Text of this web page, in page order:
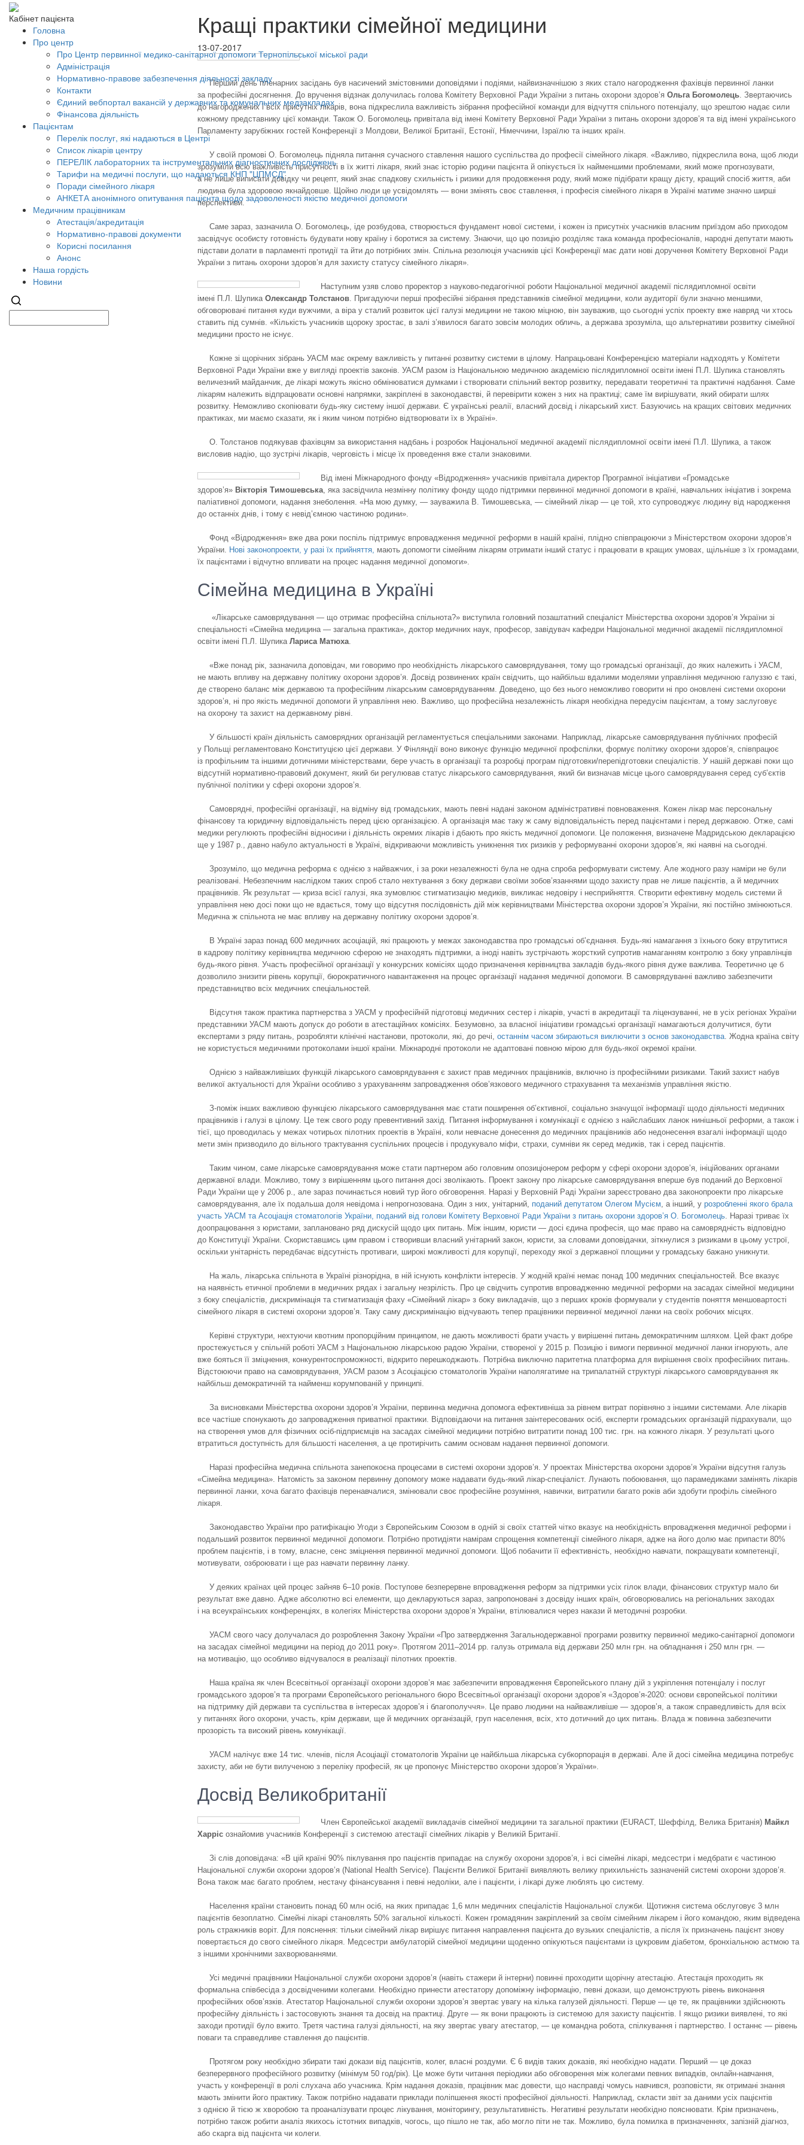
Кабінет пацієнта
Головна
Про центр
Про Центр первинної медико-санітарної допомоги Тернопільської міської ради
Адміністрація
Нормативно-правове забезпечення діяльності закладу
Контакти
Єдиний вебпортал вакансій у державних та комунальних медзакладах
Фінансова діяльність
Пацієнтам
Перелік послуг, які надаються в Центрі
Список лікарів центру
ПЕРЕЛІК лабораторних та інструментальних діагностичних досліджень
Тарифи на медичні послуги, що надаються КНП "ЦПМСД"
Поради сімейного лікаря
АНКЕТА анонімного опитування пацієнта щодо задоволеності якістю медичної допомоги
Медичним працівникам
Атестація/акредитація
Нормативно-правові документи
Корисні посилання
Анонс
Наша гордість
Новини
Кращі практики сімейної медицини
13-07-2017
Перший день пленарних засідань був насичений змістовними доповідями і подіями, найвизначнішою з яких стало нагородження фахівців первинної ланки
за професійні досягнення. До вручення відзнак долучилась голова Комітету Верховної Ради України з питань охорони здоров’я Ольга Богомолець. Звертаючись
до нагороджених і всіх присутніх лікарів, вона підкреслила важливість зібрання професійної команди для відчуття спільного потенціалу, що зрештою надає сили
кожному представнику цієї команди. Також О. Богомолець привітала від імені Комітету Верховної Ради України з питань охорони здоров’я та від імені українського
Парламенту зарубіжних гостей Конференції з Молдови, Великої Британії, Естонії, Німеччини, Ізраїлю та інших країн.
У своїй промові О. Богомолець підняла питання сучасного ставлення нашого суспільства до професії сімейного лікаря. «Важливо, підкреслила вона, щоб люди
зрозуміли всю важливість присутності в їх житті лікаря, який знає історію родини пацієнта й опікується їх найменшими проблемами, який може прогнозувати,
а не лише виписати довідку чи рецепт, який знає спадкову схильність і ризики для продовження роду, який може підібрати кращу дієту, кращий спосіб життя, аби
людина була здоровою якнайдовше. Щойно люди це усвідомлять — вони змінять своє ставлення, і професія сімейного лікаря в Україні матиме значно ширші
перспективи.
Саме зараз, зазначила О. Богомолець, іде розбудова, створюється фундамент нової системи, і кожен із присутніх учасників власним приїздом або приходом
засвідчує особисту готовність будувати нову країну і боротися за систему. Знаючи, що цю позицію розділяє така команда професіоналів, народні депутати мають
підстави долати в парламенті протидії та йти до потрібних змін. Спільна резолюція учасників цієї Конференції має дати нові доручення Комітету Верховної Ради
України з питань охорони здоров’я для захисту статусу сімейного лікаря».
Наступним узяв слово проректор з науково-­педагогічної роботи Національної медичної академії післядипломної освіти
імені П.Л. Шупика Олександр Толстанов. Пригадуючи перші професійні зібрання представників сімейної медицини, коли аудиторії були значно меншими,
обговорювані питання куди вужчими, а віра у сталий розвиток цієї галузі медицини не такою міцною, він зауважив, що сьогодні успіх проекту вже навряд чи хтось
ставить під сумнів. «Кількість учасників щороку зростає, в залі з’явилося багато зовсім молодих обличь, а держава зрозуміла, що альтернативи розвитку сімейної
медицини просто не існує.
Кожне зі щорічних зібрань УАСМ має окрему важливість у питанні розвитку системи в цілому. Напрацьовані Конференцією матеріали надходять у Комітети
Верховної Ради України вже у вигляді проектів законів. УАСМ разом із Національною медичною академією післядипломної освіти імені П.Л. Шупика становлять
величезний майданчик, де лікарі можуть якісно обмінюватися думками і створювати спільний вектор розвитку, передавати теоретичні та практичні надбання. Саме
лікарям належить відпрацювати основні напрямки, закріплені в законодавстві, й перевірити кожен з них на практиці; саме їм вирішувати, який обирати шлях
розвитку. Неможливо скопіювати будь-яку систему іншої держави. Є українські реалії, власний досвід і лікарський хист. Базуючись на кращих світових медичних
практиках, ми маємо сказати, як і яким чином потрібно відтворювати їх в Україні».
О. Толстанов подякував фахівцям за використання надбань і розробок Національної медичної академії післядипломної освіти імені П.Л. Шупика, а також
висловив надію, що зустрічі лікарів, черговість і місце їх проведення вже стали знаковими.
Від імені Міжнародного фонду «Відродження» учасників привітала директор Програмної ініціативи «Громадське
здоров’я» Вікторія Тимошевська, яка засвідчила незмінну політику фонду щодо підтримки первинної медичної допомоги в країні, навчальних ініціатив і зокрема
паліативної допомоги, надання знеболення. «На мою думку, — зауважила В. Тимошевська, — сімейний лікар — це той, хто супроводжує людину від народження
до останніх днів, і тому є невід’ємною частиною родини».
Фонд «Відродження» вже два роки поспіль підтримує впровадження медичної реформи в нашій країні, плідно співпрацюючи з Міністерством охорони здоров’я
України. Нові законопроекти, у разі їх прийняття, мають допомогти сімейним лікарям отримати інший статус і працювати в кращих умовах, щільніше з їх громадами,
їх пацієнтами і відчутно впливати на процес надання медичної допомоги».
Сімейна медицина в Україні
«Лікарське самоврядування — що отримає професійна спільнота?» виступила головний позаштатний спеціаліст Міністерства охорони здоров’я України зі
спеціальності «Сімейна медицина — загальна практика», доктор медичних наук, професор, заві­дувач кафедри Національної медичної академії післядипломної
освіти імені П.Л. Шупика Лариса Матюха.
«Вже понад рік, зазначила доповідач, ми говоримо про необхідність лікарського самоврядування, тому що громадські організації, до яких належить і УАСМ,
не мають впливу на державну політику охорони здоров’я. Досвід розвинених країн свідчить, що найбільш вдалими моделями управління медичною галуззю є такі,
де створено баланс між державою та професійним лікарським самоврядуванням. Доведено, що без нього неможливо говорити ні про оновлені системи охорони
здоров’я, ні про якість медичної допомоги й управління нею. Важливо, що професійна незалежність лікаря необхідна передусім пацієнтам, а тому заслуговує
на охорону та захист на державному рівні.
У більшості країн діяльність самоврядних організацій регламентується спеціальними законами. Наприклад, лікарське самоврядування публічних професій
у Польщі регламентовано Конституцією цієї держави. У Фінляндії воно виконує функцію медичної профспілки, формує політику охорони здоров’я, співпрацює
із профільним та іншими дотичними міністерствами, бере участь в організації та розробці програм підготовки/перепідготовки спеціалістів. У нашій державі поки що
відсутній нормативно-­правовий документ, який би регулював статус лікарського самоврядування, який би визначав місце цього самоврядування серед суб’єктів
публічної політики у сфері охорони здоров’я.
Самоврядні, професійні організації, на відміну від громадських, мають певні надані законом адміністративні повноваження. Кожен лікар має персональну
фінансову та юридичну відповідальність перед цією організацією. А організація має таку ж саму відповідальність перед пацієнтами і перед державою. Отже, самі
медики регулюють професійні відносини і діяльність окремих лікарів і дбають про якість медичної допомоги. Це положення, визначене Мадридською декларацією
ще у 1987 р., давно набуло актуальності в Україні, відкриваючи можливість уникнення тих ризиків у реформуванні охорони здоров’я, які наявні на сьогодні.
Зрозуміло, що медична реформа є однією з найважчих, і за роки незалежності була не одна спроба реформувати систему. Але жодного разу наміри не були
реалізовані. Небезпечним наслідком таких спроб стало нехтування з боку держави своїми зобов’язаннями щодо захисту прав не лише пацієнтів, а й медичних
працівників. Як результат — криза всієї галузі, яка зумовлює стигматизацію медиків, викликає недовіру і несприйняття. Створити ефективну модель системи й
управління нею досі поки що не вдається, тому що відсутня послідовність дій між керівництвами Міністерства охорони здоров’я України, які постійно змінюються.
Медична ж спільнота не має впливу на державну політику охорони здоров’я.
В Україні зараз понад 600 медичних асоціацій, які працюють у межах законодавства про громадські об’єднання. Будь-які намагання з їхнього боку втрутитися
в кадрову політику керівництва медичною сферою не знаходять підтримки, а іноді навіть зустрічають жорсткий супротив намаганням контролю з боку управлінців
будь-якого рівня. Участь професійної організації у конкурсних комісіях щодо призначення керівництва закладів будь-якого рівня дуже важлива. Теоретично це б
дозволило знизити рівень корупції, бюрократичного навантаження на процес організації надання медичної допомоги. В самоврядуванні важливо забезпечити
представництво всіх медичних спеціальностей.
Відсутня також практика партнерства з УАСМ у професійній підготовці медичних сестер і лікарів, участі в акредитації та ліцензуванні, не в усіх регіонах України
представники УАСМ мають допуск до роботи в атестаційних комісіях. Безумовно, за власної ініціативи громадські організації намагаються долучитися, бути
експертами з ряду питань, розробляти клінічні настанови, протоколи, які, до речі, останнім часом збираються виключити з основ законодавства. Жодна країна світу
не користується медичними протоколами іншої країни. Міжнародні протоколи не адаптовані повною мірою для будь-якої окремої країни.
Однією з найважливіших функцій лікарського самоврядування є захист прав медичних працівників, включно із професійними ризиками. Такий захист набув
великої актуальності для України особливо з урахуванням запровадження обов’язкового медичного страхування та механізмів управління якістю.
З-поміж інших важливою функцією лікарського самоврядування має стати поширення об’єктивної, соціально значущої інформації щодо діяльності медичних
працівників і галузі в цілому. Це теж свого роду превентивний захід. Питання інформування і комунікації є однією з найслабших ланок нинішньої реформи, а також і
тієї, що проводилась у межах чотирьох пілотних проектів в Україні, коли невчасне донесення до медичних працівників або недонесення взагалі інформації щодо
мети змін призводило до вільного трактування суспільних процесів і продукувало міфи, страхи, сумніви як серед медиків, так і серед пацієнтів.
Таким чином, саме лікарське самоврядування може стати партнером або головним опозиціонером реформ у сфері охорони здоров’я, ініційованих органами
державної влади. Можливо, тому з вирішенням цього питання досі зволікають. Проект закону про лікарське самоврядування вперше був поданий до Верховної
Ради України ще у 2006 р., але зараз починається новий тур його обговорення. Наразі у Верховній Раді України зареєстровано два законопроекти про лікарське
самоврядування, але їх подальша доля невідома і непрогнозована. Один з них, унітарний, поданий депутатом Олегом Мусієм, а інший, у розробленні якого брала
участь УАСМ та Асоціація стоматологів України, поданий від голови Комітету Верховної Ради України з питань охорони здоров’я О. Богомолець. Наразі триває їх
доопрацювання з юристами, заплановано ряд дискусій щодо цих питань. Між іншим, юристи — досі єдина професія, що має право на самоврядність відповідно
до Конституції України. Скориставшись цим правом і створивши власний унітарний закон, юристи, за словами доповідачки, зіт­кнулися з ризиками в цьому устрої,
оскільки унітарність передбачає відсутність противаги, широкі можливості для корупції, переходу якої з державної площини у громадську бажано уникнути.
На жаль, лікарська спільнота в Україні різнорідна, в ній існують конфлікти інтересів. У жодній країні немає понад 100 медичних спеціальностей. Все вказує
на наявність етичної проблеми в медичних рядах і загальну незрілість. Про це свідчить супротив впровадженню медичної реформи на засадах сімейної медицини
з боку спеціалістів, дискримінація та стигматизація фаху «Сімейний лікар» з боку викладачів, що з перших кроків формували у студентів поняття меншовартості
сімейного лікаря в системі охорони здоров’я. Таку саму дискримінацію відчувають тепер працівники первинної медичної ланки на своїх робочих місцях.
Керівні структури, нехтуючи квотним пропорційним принципом, не дають можливості брати участь у вирішенні питань демократичним шляхом. Цей факт добре
простежується у спільній роботі УАСМ з Національною лікарською радою України, створеної у 2015 р. Позицію і вимоги первинної медичної ланки ігнорують, але
вже бояться її зміцнення, конкурентоспроможності, відкрито перешкоджають. Потрібна виключно паритетна платформа для вирішення своїх професійних питань.
Відстоюючи право на самоврядування, УАСМ разом з Асоціацією стоматологів України наполягатиме на трипалатній структурі лікарського самоврядування як
найбільш демократичній та найменш корумпованій у принципі.
За висновками Міністерства охорони здоров’я України, первинна медична допомога ефективніша за рівнем витрат порівняно з іншими системами. Але лікарів
все частіше спонукають до запровадження приватної практики. Відповідаючи на питання заінтересованих осіб, експерти громадських організацій підрахували, що
на створення умов для фізичних осіб-підприємців на засадах сімейної медицини потрібно витратити понад 100 тис. грн. на кожного лікаря. У результаті цього
втратиться доступність для більшості населення, а це протирічить самим основам надання первинної допомоги.
Наразі професійна медична спільнота занепокоєна процесами в системі охорони здоров’я. У проектах Міністерства охорони здоров’я України відсутня галузь
«Сімейна медицина». Натомість за законом первинну допомогу може надавати будь-який лікар-спеціаліст. Лунають побоювання, що парамедиками замінять лікарів
первинної ланки, хоча багато фахівців перенавчалися, змінювали своє професійне розуміння, навички, витратили багато років аби здобути профіль сімейного
лікаря.
Законодавство України про ратифікацію Угоди з Європейським Союзом в одній зі своїх статтей чітко вказує на необхідність впровадження медичної реформи і
подальший розвиток первинної медичної допомоги. Потрібно протидіяти намірам спрощення компетенції сімейного лікаря, адже на його долю має припасти 80%
проблем пацієнтів, і в тому, власне, сенс зміцнення первинної медичної допомоги. Щоб побачити її ефективність, необхідно навчати, покращувати компетенції,
мотивувати, озброювати і ще раз навчати первинну ланку.
У деяких країнах цей процес зайняв 6–10 років. Поступове безперервне впровадження реформ за підтримки усіх гілок влади, фінансових структур мало би
результат вже давно. Адже абсолютно всі елементи, що декларуються зараз, запропоновані з досвіду інших країн, обговорювались на регіональних заходах
і на всеукраїнських конференціях, в колегіях Міністерства охорони здоров’я України, втілювалися через накази й методичні розробки.
УАСМ свого часу долучалася до розроблення Закону України «Про затвердження Загальнодержавної програми розвитку первинної медико-санітарної допомоги
на засадах сімейної медицини на період до 2011 року». Протягом 2011–2014 рр. галузь отримала від держави 250 млн грн. на обладнання і 250 млн грн. —
на мотивацію, що особливо відчувалося в реалізації пілотних проектів.
Наша країна як член Всесвітньої організації охорони здоров’я має забезпечити впровадження Європейського плану дій з укріп­лення потенціалу і послуг
громадського здоров’я та програми Європейського регіонального бюро Всесвітньої організації охорони здоров’я «Здоров’я-2020: основи європейської політики
на підтримку дій держави та суспільства в інтересах здоров’я і благополуччя». Це право людини на найважливіше — здоров’я, а також справедливість для всіх
у питаннях його охорони, участь, крім держави, ще й медичних організацій, груп населення, всіх, хто дотичний до цих питань. Влада ж повинна забезпечити
прозорість та високий рівень комунікації.
УАСМ налічує вже 14 тис. членів, після Асоціації стоматологів України це найбільша лікарська субкорпорація в державі. Але й досі сімейна медицина потребує
захисту, аби не бути вилученою з переліку професій, як це пропонує Міністерство охорони здоров’я України».
Досвід Великобританії
Член Європейської академії викладачів сімейної медицини та загальної практики (EURACT, Шеффілд, Велика Британія) Майкл
Харріс ознайомив учасників Конференції з системою атестації сімейних лікарів у Великій Британії.
Зі слів доповідача: «В цій країні 90% піклування про пацієнтів припадає на службу охорони здоров’я, і всі сімейні лікарі, медсестри і медбрати є частиною
Національної служби охорони здоров’я (National Health Service). Пацієнти Великої Британії виявляють велику прихильність зазначеній системі охорони здоров’я.
Вона також має багато проблем, нестачу фінансування і певні недоліки, але і пацієнти, і лікарі дуже люблять цю систему.
Населення країни становить понад 60 млн осіб, на яких припадає 1,6 млн медичних спеціалістів Національної служби. Щотижня система обслуговує 3 млн
пацієнтів безоплатно. Сімейні лікарі становлять 50% загальної кількості. Кожен громадянин закріплений за своїм сімейним лікарем і його командою, яким відведена
роль стражників воріт. Для пояснення: тільки сімейний лікар вирішує питання направлення пацієнта до вузьких спеціалістів, а після їх призначень пацієнт знову
повертається до свого сімейного лікаря. Медсестри амбулаторій сімейної медицини щоденно опікуються пацієнтами із цукровим діабетом, бронхіальною астмою та
з іншими хронічними захворюваннями.
Усі медичні працівники Національної служби охорони здоров’я (навіть стажери й інтерни) повинні проходити щорічну атестацію. Атестація проходить як
формальна співбесіда з досвідченими колегами. Необхідно принести атестатору допоміжну інформацію, певні докази, що демонструють рівень виконання
професійних обов’язків. Атестатор Національної служби охорони здоров’я звертає увагу на кілька галузей діяльності. Перше — це те, як працівники здійснюють
професійну діяльність і застосовують знання та досвід на практиці. Друге — як вони працюють із системою для захисту пацієнтів. І якщо ризики виявлені, то які
заходи протидії було вжито. Третя частина галузі діяльності, на яку звертає увагу атестатор, — це командна робота, спілкування і партнерство. І останнє — рівень
поваги та справедливе ставлення до пацієнтів.
Протягом року необхідно збирати такі докази від пацієнтів, колег, власні роздуми. Є 6 видів таких доказів, які необхідно надати. Перший — це доказ
безперервного професійного розвитку (мінімум 50 год/рік). Це може бути читання періодики або обговорення між колегами певних випадків, онлайн-навчання,
участь у конференції в ролі слухача або учасника. Крім надання доказів, працівник має довести, що насправді чомусь навчився, розповісти, як отримані знання
мають змінити його практику. Також потрібно надавати приклади поліпшення якості професійної діяльності. Наприклад, скласти звіт за даними усіх пацієнтів
з однією й тією ж хворобою та проаналізувати процес лікування, моніторингу, результативність. Негативні результати необхідно пояснювати. Крім призначень,
потрібно також робити аналіз якихось істотних випадків, чогось, що пішло не так, або могло піти не так. Можливо, була помилка в призначеннях, запізній діагноз,
або скарга від пацієнта чи колеги.